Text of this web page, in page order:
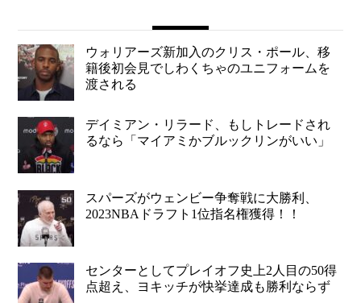
ウォリアーズ新加入のクリス・ポール、移
籍後初会見でしわくちゃのユニフォームを
渡される
デイミアン・リラード、もしトレードされ
るなら「マイアミかブルックリンがいい」
スパーズがウェンビー争奪戦に大勝利、
2023NBAドラフト1位指名権獲得！！
センターとしてプレイオフ史上2人目の50得
点超え、ヨキッチが快挙達成も勝利ならず